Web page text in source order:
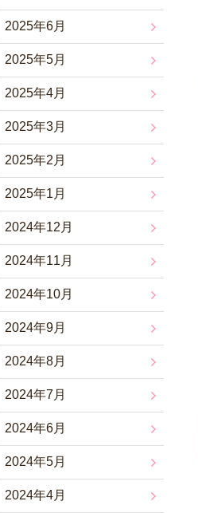
2025年6月
2025年5月
2025年4月
2025年3月
2025年2月
2025年1月
2024年12月
2024年11月
2024年10月
2024年9月
2024年8月
2024年7月
2024年6月
2024年5月
2024年4月